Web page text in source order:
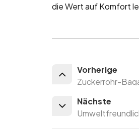
die Wert auf Komfort
Vorherige
Zuckerrohr-
Nächste